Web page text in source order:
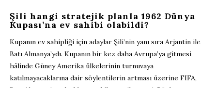
Şili hangi stratejik planla 1962 Dünya
Kupası’na ev sahibi olabildi?
Kupanın ev sahipliği için adaylar Şili’nin yanı sıra Arjantin ile
Batı Almanya’ydı. Kupanın bir kez daha Avrupa’ya gitmesi
hâlinde Güney Amerika ülkelerinin turnuvaya
katılmayacaklarına dair söylentilerin artması üzerine FIFA,